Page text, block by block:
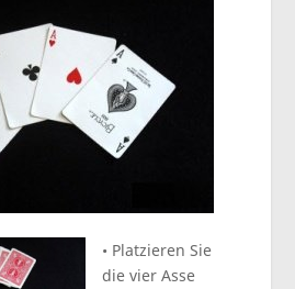
• Platzieren Sie
die vier Asse